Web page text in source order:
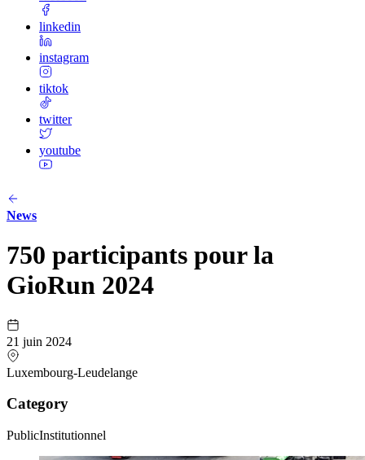
linkedin
instagram
tiktok
twitter
youtube
News
750 participants pour la
GioRun 2024
21 juin 2024
Luxembourg-Leudelange
Category
PublicInstitutionnel